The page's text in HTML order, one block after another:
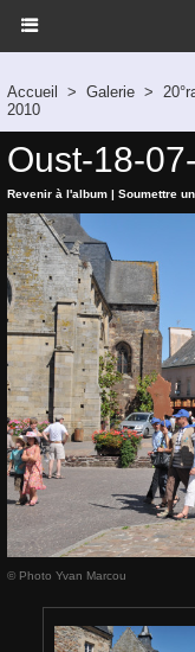
Accueil > Galerie >
2010
Oust-18-
Revenir à l'album | Soumettre
© Photo Yvan Marcou